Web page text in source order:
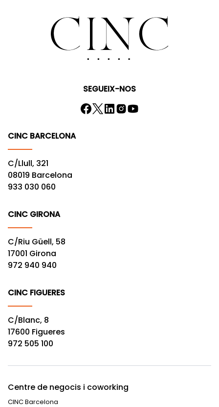
SEGUEIX-NOS
CINC BARCELONA
C/Llull, 321
08019 Barcelona
933 030 060
CINC GIRONA
C/Riu Güell, 58
17001 Girona
972 940 940
CINC FIGUERES
C/Blanc, 8
17600 Figueres
972 505 100
Centre de negocis i coworking
CINC Barcelona